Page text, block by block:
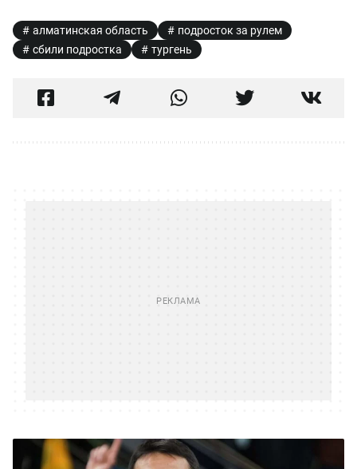
алматинская область
подросток за рулем
сбили подростка
тургень